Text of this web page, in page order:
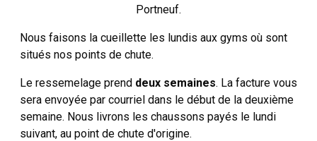
Portneuf.
Nous faisons la cueillette les lundis aux gyms où sont
situés nos points de chute.
Le ressemelage prend deux semaines. La facture vous
sera envoyée par courriel dans le début de la deuxième
semaine. Nous livrons les chaussons payés le lundi
suivant, au point de chute d'origine.